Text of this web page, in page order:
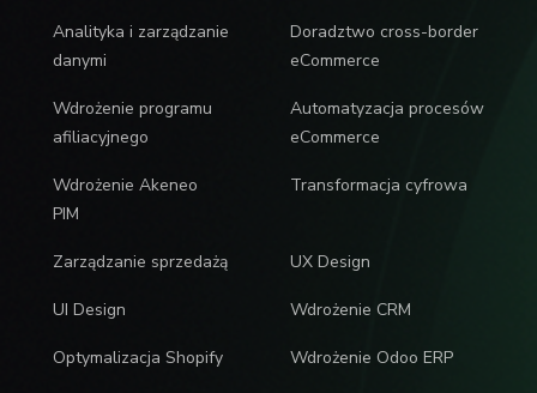
Analityka i zarządzanie
danymi
Doradztwo cross-border
eCommerce
Wdrożenie programu
afiliacyjnego
Automatyzacja procesów
eCommerce
Wdrożenie Akeneo
PIM
Transformacja cyfrowa
Zarządzanie sprzedażą UX Design
UI Design Wdrożenie CRM
Optymalizacja Shopify Wdrożenie Odoo ERP